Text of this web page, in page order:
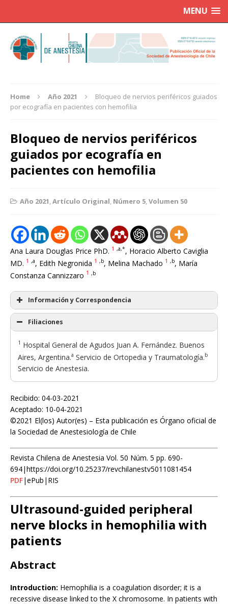
MENU
Home Año 2021
Bloqueo de nervios periféricos guiados
por ecografía en pacientes con hemofilia
Bloqueo de nervios periféricos
guiados por ecografía en
pacientes con hemofilia
Año 2021,Artículo Original, Número 5,Volumen 50
Ana Laura Douglas Price PhD. 1 ,a,*, Horacio Alberto Caviglia
MD. 1 ,a, Edith Negronida 1 ,b, Melina Machado 1 ,b, María
Constanza Cannizzaro 1 ,b
Información y Correspondencia
Filiaciones
1 Hospital General de Agudos Juan A. Fernández. Buenos
Aires, Argentina.a Servicio de Ortopedia y Traumatología.b
Servicio de Anestesia.
Recibido: 04-03-2021
Aceptado: 10-04-2021
©2021 El(los) Autor(es) – Esta publicación es Órgano oficial de
la Sociedad de Anestesiología de Chile
Revista Chilena de Anestesia Vol. 50 Núm. 5 pp. 690-
694|https://doi.org/10.25237/revchilanestv5011081454
PDF|ePub|RIS
Ultrasound-guided peripheral
nerve blocks in hemophilia with
patients
Abstract
Introduction: Hemophilia is a coagulation disorder; it is a
recessive disease linked to the X chromosome. In patients with